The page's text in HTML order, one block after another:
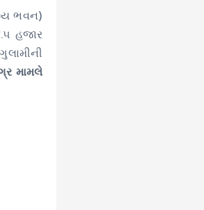
ભવન)
હજાર
મામલે